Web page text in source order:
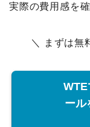
実際の費用感を
＼ まずは無
WTE
ール